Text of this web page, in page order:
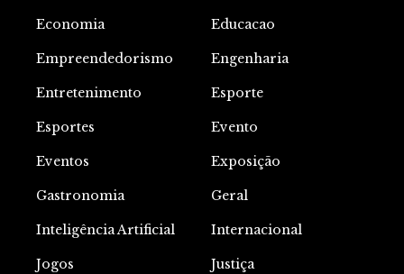
Economia Educacao
Empreendedorismo Engenharia
Entretenimento Esporte
Esportes Evento
Eventos Exposição
Gastronomia Geral
Inteligência Artificial Internacional
Jogos Justiça